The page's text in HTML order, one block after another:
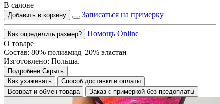
В салоне
Добавить в корзину Записаться на примерку
Как определить размер?
Помощь Online
О товаре
Состав: 80% полиамид, 20% эластан
Изготовлено: Польша.
Подробнее Скрыть
Как ухаживать
Способ доставки и оплаты
Возврат и обмен товара
Заказ с примеркой без предоплаты